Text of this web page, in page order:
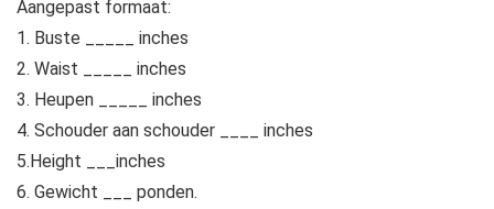
Aangepast formaat:
1. Buste _____ inches
2. Waist _____ inches
3. Heupen _____ inches
4. Schouder aan schouder ____ inches
5.Height ___inches
6. Gewicht ___ ponden.